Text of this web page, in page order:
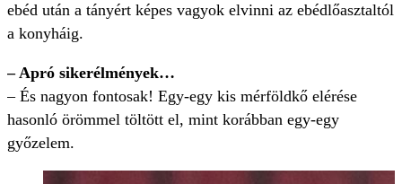
ebéd után a tányért képes vagyok elvinni az ebédlőasztaltól
a konyháig.
– Apró sikerélmények…
– És nagyon fontosak! Egy-egy kis mérföldkő elérése
hasonló örömmel töltött el, mint korábban egy-egy
győzelem.